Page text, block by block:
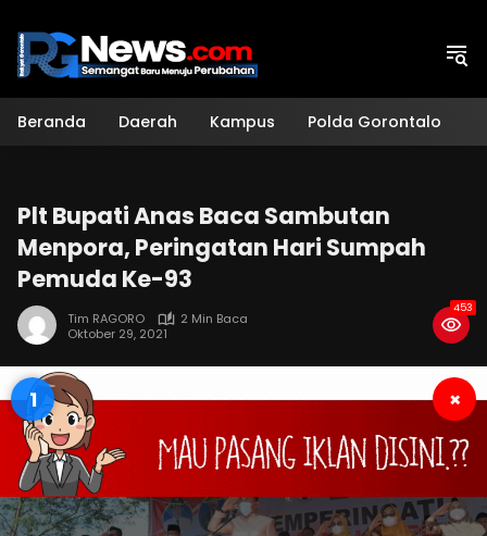
konten
Beranda Daerah Kampus Polda Gorontalo
Plt Bupati Anas Baca Sambutan
Menpora, Peringatan Hari Sumpah
Pemuda Ke-93
Tim RAGORO
2 Min Baca
Oktober 29, 2021
453
1 ×